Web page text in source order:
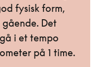
fysisk form,
Det
i et tempo
på 1 time.